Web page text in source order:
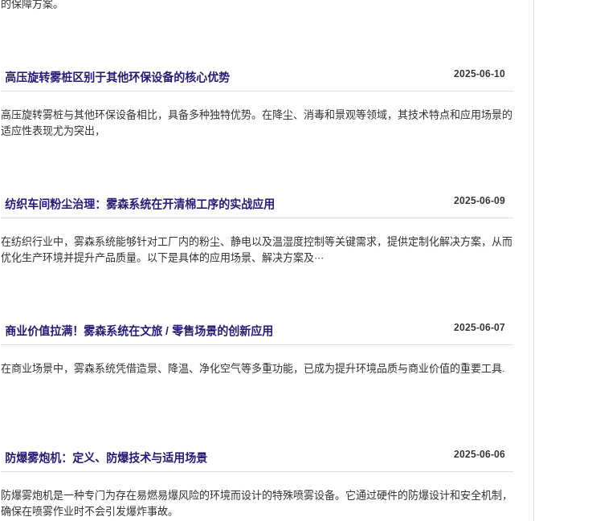
的保障方案。
高压旋转雾桩区别于其他环保设备的核心优势 2025-06-10
高压旋转雾桩​与其他环保设备相比，具备多种独特优势。在降尘、消毒和景观等领域，其技术特点和应用场景的
适应性表现尤为突出，
纺织车间粉尘治理：雾森系统在开清棉工序的实战应用 2025-06-09
在纺织行业中，雾森系统​能够针对工厂内的粉尘、静电以及温湿度控制等关键需求，提供定制化解决方案，从而
优化生产环境并提升产品质量。以下是具体的应用场景、解决方案及···
商业价值拉满！雾森系统在文旅 / 零售场景的创新应用 2025-06-07
在商业场景中，雾森系统​凭借造景、降温、净化空气等多重功能，已成为提升环境品质与商业价值的重要工具.
防爆雾炮机：定义、防爆技术与适用场景 2025-06-06
防爆雾炮机​是一种专门为存在易燃易爆风险的环境而设计的特殊喷雾设备。它通过硬件的防爆设计和安全机制，
确保在喷雾作业时不会引发爆炸事故。